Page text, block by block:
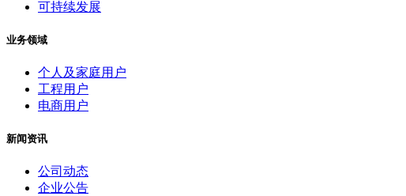
可持续发展
业务领域
个人及家庭用户
工程用户
电商用户
新闻资讯
公司动态
企业公告